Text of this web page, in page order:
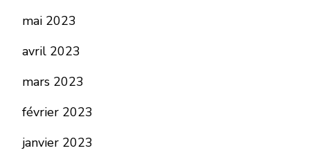
mai 2023
avril 2023
mars 2023
février 2023
janvier 2023